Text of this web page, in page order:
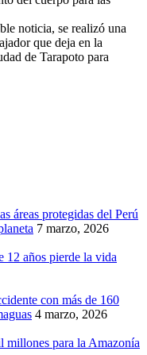
noticia, se realizó una
que deja en la
de Tarapoto para
áreas protegidas del Perú
7 marzo, 2026
12 años pierde la vida
con más de 160
4 marzo, 2026
millones para la Amazonía